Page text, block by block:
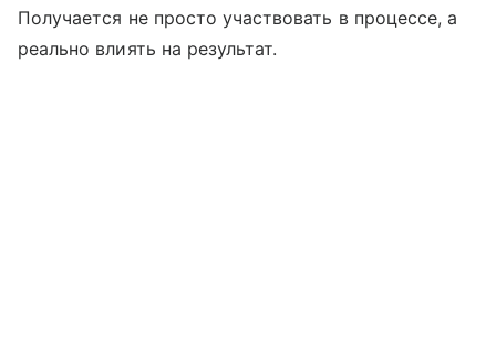
Получается не просто участвовать в процессе, а
реально влиять на результат.